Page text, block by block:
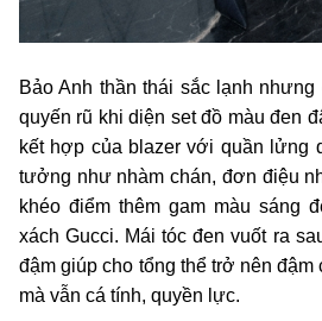
Bảo Anh thần thái sắc lạnh
quyến rũ khi diện set đồ màu đen
kết hợp của blazer với quần lửng
tưởng như nhàm chán, đơn điệu
khéo điểm thêm gam màu sáng
xách Gucci. Mái tóc đen vuốt ra
đậm giúp cho tổng thể trở nên đậm
mà vẫn cá tính, quyền lực.